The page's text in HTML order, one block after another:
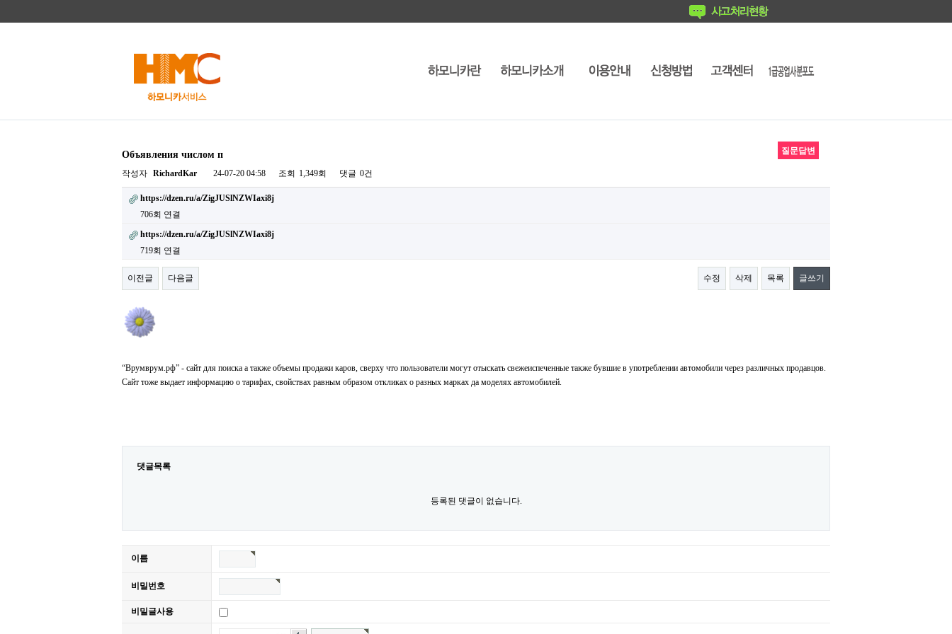
질문답변
Объявления числом п
작성자 RichardKar 24-07-20 04:58 조회 1,349회 댓글 0건
https://dzen.ru/a/ZigJUSlNZWIaxi8j
706회 연결
https://dzen.ru/a/ZigJUSlNZWIaxi8j
719회 연결
이전글 다음글 수정 삭제 목록 글쓰기
“Врумврум.рф” - сайт для поиска а также объемы продажи каров, сверху что пользователи могут отыскать свежеиспеченные также бувшие в употреблении автомобили через различных продавцов.
Сайт тоже выдает информацию о тарифах, свойствах равным образом откликах о разных марках да моделях автомобилей.
댓글목록
등록된 댓글이 없습니다.
이름
비밀번호
비밀글사용